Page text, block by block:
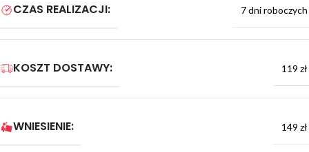
CZAS REALIZACJI: 7 dni roboczych
KOSZT DOSTAWY: 119 zł
WNIESIENIE: 149 zł